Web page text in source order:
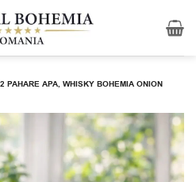
PAHARE APA, WHISKY BOHEMIA ONION